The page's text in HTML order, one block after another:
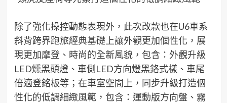
除了強化操控動態表現外， 此次改款也在U6車系
斜背跨界跑旅經典基礎上讓外觀更加個性化，展
現更加摩登、時尚的全新風貌，包含：外觀升級
LED燻黑頭燈、 車側 LED方向燈黑鉻式樣、車尾
倍適登銘板等； 在車室空間 上，同步升級打造個
性化的低調細緻風範，包含：運動版方向盤、 霧